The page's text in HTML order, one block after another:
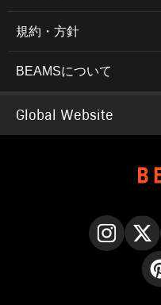
規約・方針
BEAMSについて
Global Website